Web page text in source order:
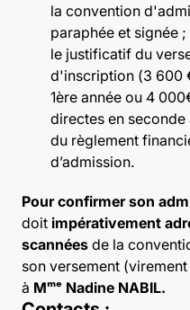
la convention
paraphée et signée ;
le justificatif du
d'inscription (3 600
1ère année ou 4
directes en
du règlement
d’admission.
Pour confirmer son
doit impérativement
scannées de la
son versement
à Mᵐᵉ Nadine NABIL.